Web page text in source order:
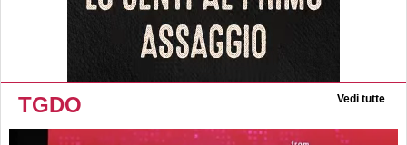
TGDO Vedi tutte